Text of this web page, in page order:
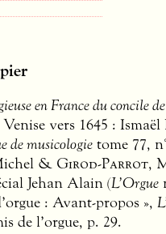
en France du concile
vers 1645 :
de musicologie tome 77,
& Girod-Parrot,
Jehan Alain (L’Orgue
: Avant-propos »,
de l’orgue, p. 29.